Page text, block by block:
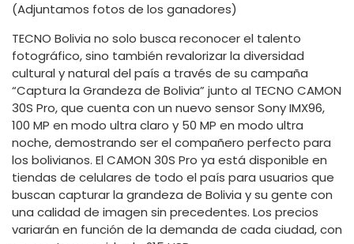
(Adjuntamos fotos de los ganadores)
TECNO Bolivia no solo busca reconocer el talento
fotográfico, sino también revalorizar la diversidad
cultural y natural del país a través de su campaña
“Captura la Grandeza de Bolivia” junto al TECNO CAMON
30S Pro, que cuenta con un nuevo sensor Sony IMX96,
100 MP en modo ultra claro y 50 MP en modo ultra
noche, demostrando ser el compañero perfecto para
los bolivianos. El CAMON 30S Pro ya está disponible en
tiendas de celulares de todo el país para usuarios que
buscan capturar la grandeza de Bolivia y su gente con
una calidad de imagen sin precedentes. Los precios
variarán en función de la demanda de cada ciudad, con